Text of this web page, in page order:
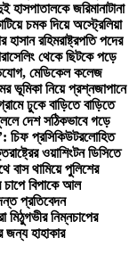
হাসপাতালকে জরিমানাটানা
চমক দিয়ে অস্ট্রেলিয়া
হাসান রহিমরাষ্ট্রপতি পদের
থেকে ছিটকে পড়ে
মেডিকেল কলেজ
ভূমিকা নিয়ে প্রশ্নজাপানে
ঢুকে বাড়িতে বাড়িতে
দেশ সঠিকভাবে গড়ে
চিফ প্রসিকিউটরলোহিত
ওয়াশিংটন ডিসিতে
বাস থামিয়ে পুলিশের
বিপাকে আল
প্রতিবেদন
মিঠুগভীর নিম্নচাপের
জন্য হাহাকার